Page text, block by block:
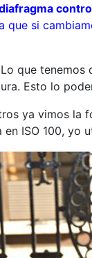
que si
que tenemos
Esto lo
ya vimos la
ISO 100, yo